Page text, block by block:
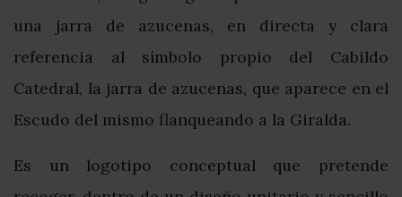
una jarra de azucenas, en directa y clara
referencia al símbolo propio del Cabildo
Catedral, la jarra de azucenas, que aparece en el
Escudo del mismo flanqueando a la Giralda.
Es un logotipo conceptual que pretende